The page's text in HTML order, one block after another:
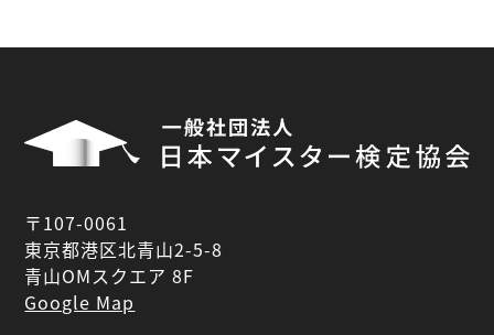
〒107-0061
東京都港区北青山2-5-8
青山OMスクエア 8F
Google Map